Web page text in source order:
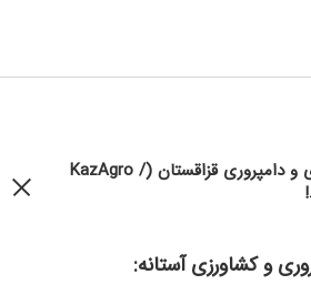
درباره نمایشگاه کشاورزی و دامپروری قزاقستان (KazAgro /
و کشاورزی آستانه: